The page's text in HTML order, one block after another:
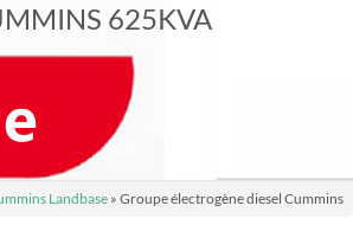
625KVA
Landbase» Groupe électrogène diesel Cummins